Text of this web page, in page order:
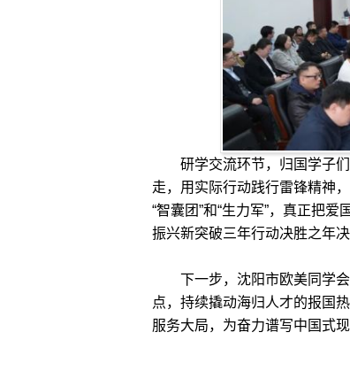
研学交流环节，归国学子们
走，用实际行动践行雷锋精神
“智囊团”和“生力军”，真正把
振兴新突破三年行动决胜之年
下一步，沈阳市欧美同学会
点，持续撬动海归人才的报国
服务大局，为奋力谱写中国式